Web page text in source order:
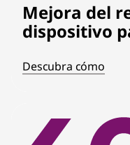
Mejora del
dispositivo
Descubra cómo